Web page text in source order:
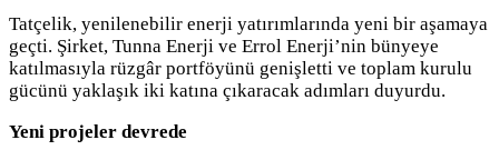
Tatçelik, yenilenebilir enerji yatırımlarında yeni bir aşamaya
geçti. Şirket, Tunna Enerji ve Errol Enerji’nin bünyeye
katılmasıyla rüzgâr portföyünü genişletti ve toplam kurulu
gücünü yaklaşık iki katına çıkaracak adımları duyurdu.
Yeni projeler devrede